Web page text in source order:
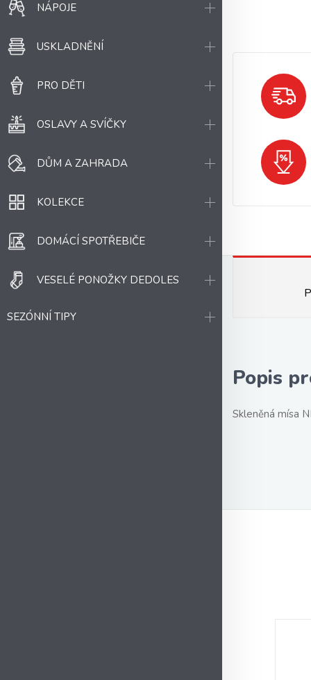
NÁPOJE
USKLADNĚNÍ
PRO DĚTI
OSLAVY A SVÍČKY
DŮM A ZAHRADA
KOLEKCE
DOMÁCÍ SPOTŘEBIČE
VESELÉ PONOŽKY DEDOLES
SEZÓNNÍ TIPY
Popis
Skleněná mísa